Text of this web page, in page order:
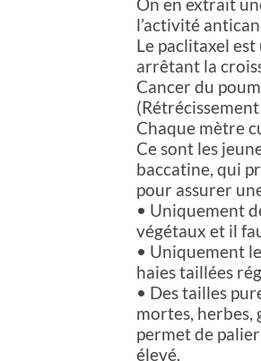
l’activité
Le paclitaxel
arrêtant la
Cancer du
Chaque mètre
Ce sont les
baccatine, qui
pour assurer
• Uniquement
végétaux et il
• Uniquement
haies taillées
• Des tailles
mortes, herbes,
permet de
élevé.